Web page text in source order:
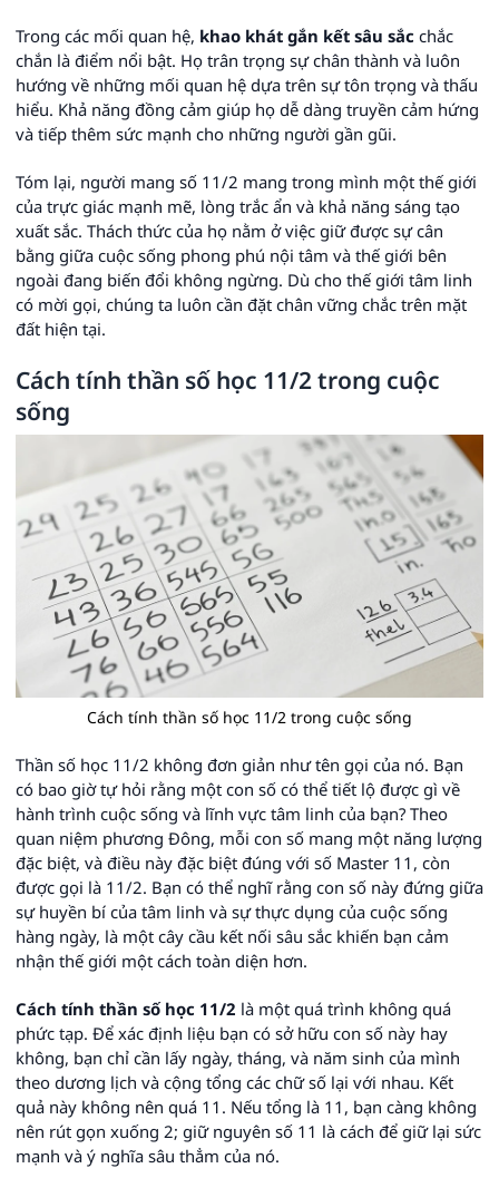
Trong các mối quan hệ, khao khát gắn kết sâu sắc chắc
chắn là điểm nổi bật. Họ trân trọng sự chân thành và luôn
hướng về những mối quan hệ dựa trên sự tôn trọng và thấu
hiểu. Khả năng đồng cảm giúp họ dễ dàng truyền cảm hứng
và tiếp thêm sức mạnh cho những người gần gũi.
Tóm lại, người mang số 11/2 mang trong mình một thế giới
của trực giác mạnh mẽ, lòng trắc ẩn và khả năng sáng tạo
xuất sắc. Thách thức của họ nằm ở việc giữ được sự cân
bằng giữa cuộc sống phong phú nội tâm và thế giới bên
ngoài đang biến đổi không ngừng. Dù cho thế giới tâm linh
có mời gọi, chúng ta luôn cần đặt chân vững chắc trên mặt
đất hiện tại.
Cách tính thần số học 11/2 trong cuộc
sống
Cách tính thần số học 11/2 trong cuộc sống
Thần số học 11/2 không đơn giản như tên gọi của nó. Bạn
có bao giờ tự hỏi rằng một con số có thể tiết lộ được gì về
hành trình cuộc sống và lĩnh vực tâm linh của bạn? Theo
quan niệm phương Đông, mỗi con số mang một năng lượng
đặc biệt, và điều này đặc biệt đúng với số Master 11, còn
được gọi là 11/2. Bạn có thể nghĩ rằng con số này đứng giữa
sự huyền bí của tâm linh và sự thực dụng của cuộc sống
hàng ngày, là một cây cầu kết nối sâu sắc khiến bạn cảm
nhận thế giới một cách toàn diện hơn.
Cách tính thần số học 11/2 là một quá trình không quá
phức tạp. Để xác định liệu bạn có sở hữu con số này hay
không, bạn chỉ cần lấy ngày, tháng, và năm sinh của mình
theo dương lịch và cộng tổng các chữ số lại với nhau. Kết
quả này không nên quá 11. Nếu tổng là 11, bạn càng không
nên rút gọn xuống 2; giữ nguyên số 11 là cách để giữ lại sức
mạnh và ý nghĩa sâu thẳm của nó.